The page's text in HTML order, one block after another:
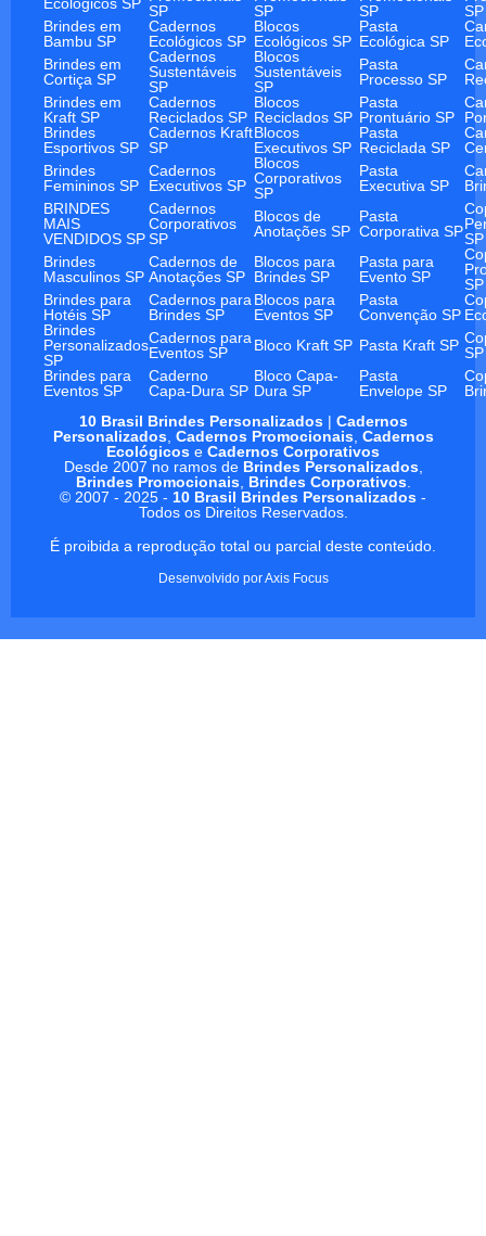
SP
SP
SP
SP
Brindes em
Bambu SP
Cadernos
Ecológicos SP
Blocos
Ecológicos SP
Pasta
Ecológica SP
Brindes em
Cortiça SP
Cadernos
Sustentáveis
SP
Blocos
Sustentáveis
SP
Pasta
Processo SP
Brindes em
Kraft SP
Cadernos
Reciclados SP
Blocos
Reciclados SP
Pasta
Prontuário SP
Brindes
Esportivos SP
Cadernos Kraft
SP
Blocos
Executivos SP
Pasta
Reciclada SP
Brindes
Femininos SP
Cadernos
Executivos SP
Blocos
Corporativos
SP
Pasta
Executiva SP
BRINDES
MAIS
VENDIDOS SP
Cadernos
Corporativos
SP
Blocos de
Anotações SP
Pasta
Corporativa SPSP
Brindes
Masculinos SP
Cadernos de
Anotações SP
Blocos para
Brindes SP
Pasta para
Evento SP
SP
Brindes para
Hotéis SP
Cadernos para
Brindes SP
Blocos para
Eventos SP
Pasta
Convenção SP
Brindes
Personalizados
SP
Cadernos para
Eventos SP
Bloco Kraft SP Pasta Kraft SP SP
Brindes para
Eventos SP
Caderno
Capa-Dura SP
Bloco Capa-
Dura SP
Pasta
Envelope SP
10 Brasil Brindes Personalizados| Cadernos
Personalizados, Cadernos Promocionais, Cadernos
Ecológicos e Cadernos Corporativos
Desde 2007 no ramos de Brindes Personalizados,
Brindes Promocionais, Brindes Corporativos.
© 2007 - 2025 - 10 Brasil Brindes Personalizados -
Todos os Direitos Reservados.
É proibida a reprodução total ou parcial deste conteúdo.
Desenvolvido porAxis Focus